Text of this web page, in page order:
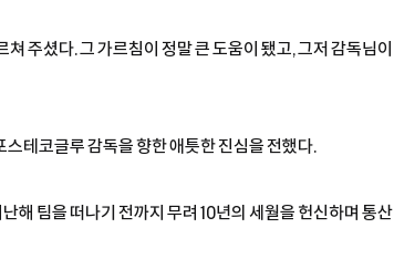
주셨다. 그 가르침이 정말 큰 도움이 됐고, 그저 감독님이
테코글루 감독을 향한 애틋한 진심을 전했다.
해 팀을 떠나기 전까지 무려 10년의 세월을 헌신하며 통산